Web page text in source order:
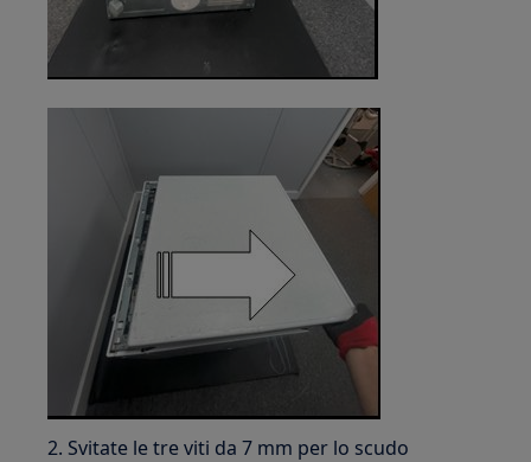
2. Svitate le tre viti da 7 mm per lo scudo